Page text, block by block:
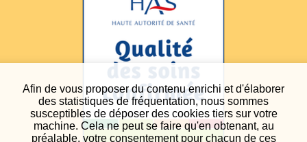
Afin de vous proposer du contenu enrichi et d'élaborer
des statistiques de fréquentation, nous sommes
susceptibles de déposer des cookies tiers sur votre
machine. Cela ne peut se faire qu'en obtenant, au
préalable, votre consentement pour chacun de ces